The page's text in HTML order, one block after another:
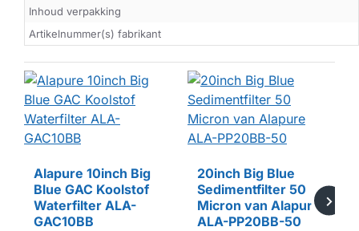
Inhoud verpakking
Artikelnummer(s) fabrikant
HUISMERK
Alapure 10inch Big
Blue GAC Koolstof
Waterfilter ALA-
GAC10BB
HUISMERK
20inch Big Blue
Sedimentfilter 50
Micron van Alapure
ALA-PP20BB-50